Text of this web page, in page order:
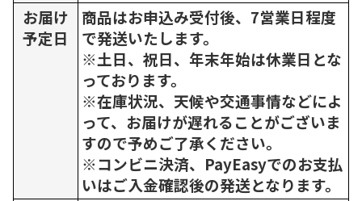
お届け
予定日
商品はお申込み受付後、7営業日程度
で発送いたします。
※土日、祝日、年末年始は休業日とな
っております。
※在庫状況、天候や交通事情などによ
って、お届けが遅れることがございま
すので予めご了承ください。
※コンビニ決済、PayEasyでのお支払
いはご入金確認後の発送となります。